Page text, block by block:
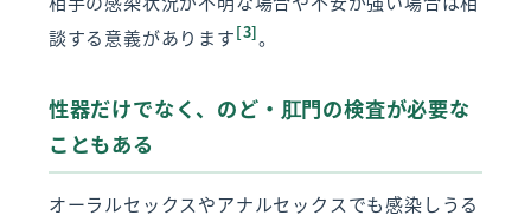
談する意義があります[3]。
性器だけでなく、のど・肛門の検査が必要な
こともある
オーラルセックスやアナルセックスでも感染しうる